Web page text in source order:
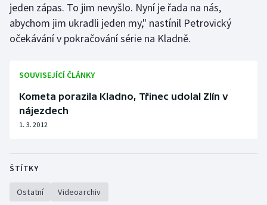
Rychlostní kanoistika
Short track
Sportovní střelba
Stolní tenis
Triatlon
jeden zápas. To jim nevyšlo. Nyní je řada na nás,
abychom jim ukradli jeden my," nastínil Petrovický
očekávání v pokračování série na Kladně.
SOUVISEJÍCÍ ČLÁNKY
Kometa porazila Kladno, Třinec udolal Zlín v
nájezdech
1. 3. 2012
ŠTÍTKY
Ostatní Videoarchiv